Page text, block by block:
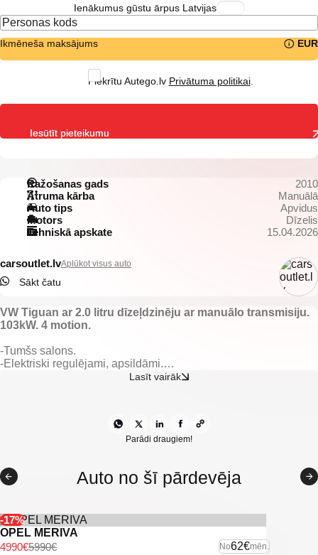
Ienākumus gūstu ārpus Latvijas
Ikmēneša maksājums EUR
Piekrītu Autego.lv Privātuma politikai.
Ražošanas gads
2010
Ātruma kārba
Manuālā
Auto tips
Apvidus
Motors
Dīzelis
Tehniskā apskate
15.04.2026
carsoutlet.lvAplūkot visus auto
Sākt čatu
VW Tiguan ar 2.0 litru dīzeļdzinēju ar manuālo transmisiju.
103kW. 4 motion.
-Tumšs salons.
-Elektriski regulējami, apsildāmi.
-Tonēti aizmugurējie logi.
-Vieglmetāla diski ar labām riepām.
-U. C ekstras
Lasīt vairāk
Parādi draugiem!
Auto no šī pārdevēja
-17%
OPEL MERIVA
No62€mēn.
5990€
4990€